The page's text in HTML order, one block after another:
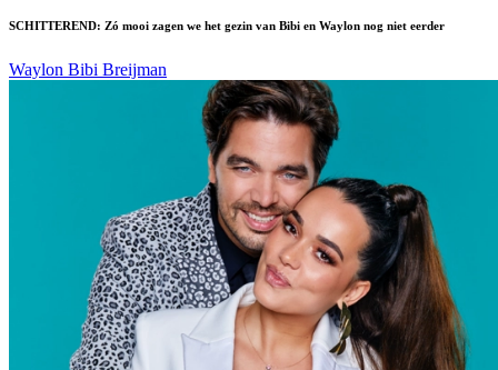
SCHITTEREND: Zó mooi zagen we het gezin van Bibi en Waylon nog niet eerder
Waylon Bibi Breijman